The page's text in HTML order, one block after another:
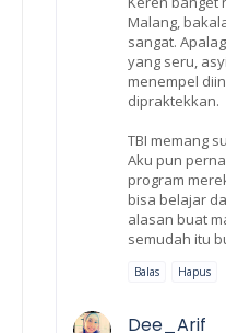
Malang,
sangat.
yang seru,
menempel
dipraktekkan.
TBI memang
Aku pun
program
bisa belajar
alasan buat
semudah itu
Balas Hapus
Dee_Arif